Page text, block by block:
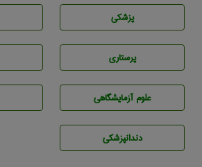
پزشكی
پرستاری
علوم آزمايشگاهی
دندانپزشكی